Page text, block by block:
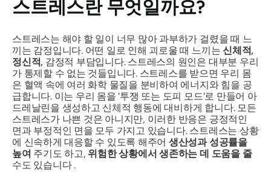
스트레스란 무엇일까요?
스트레스는 해야 할 일이 너무 많아 과부하가 걸렸을 때 느
끼는 감정입니다. 어떤 일로 인해 괴로울 때 느끼는신체적,
정신적, 감정적 부담입니다. 스트레스의 원인은 대부분 우리
가 통제할 수 없는 것들입니다. 스트레스를 받으면 우리 몸
은 혈액 속에 여러 화학 물질을 분비하여 에너지와 힘을 공
급합니다. 이는 우리 몸을 '투쟁 또는 도피 모드'로 만들어 아
드레날린을 생성하고 신체적 행동에 대비하게 합니다. 모든
스트레스가 나쁜 것은 아니지만, 이러한 반응은 긍정적인
면과 부정적인 면을 모두 가지고 있습니다. 스트레스는 상황
에 신속하게 대응할 수 있도록 해주어 생산성과 성공률을
높여 주기도 하고, 위험한 상황에서 생존하는 데 도움을 줄
수도 있습니다 .